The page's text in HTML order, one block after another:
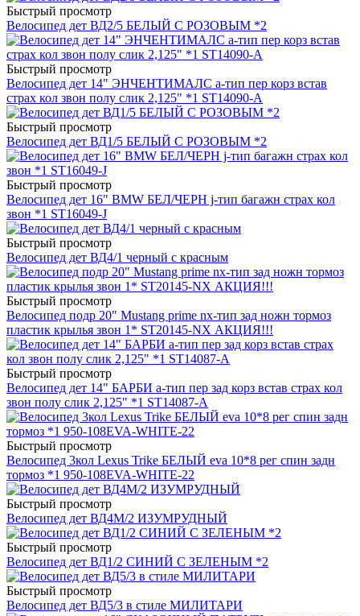
Быстрый просмотр
Велосипед дет ВД2/5 БЕЛЫЙ С РОЗОВЫМ *2
Быстрый просмотр
Велосипед дет 14" ЭНЧЕНТИМАЛС a-тип пер корз встав
страх кол звон полу слик 2,125" *1 ST14090-A
Быстрый просмотр
Велосипед дет ВД1/5 БЕЛЫЙ С РОЗОВЫМ *2
Быстрый просмотр
Велосипед дет 16" BMW БЕЛ/ЧЕРН j-тип багажн страх кол
звон *1 ST16049-J
Быстрый просмотр
Велосипед дет ВД4/1 черный с красным
Быстрый просмотр
Велосипед подр 20" Mustang prime nx-тип зад ножн тормоз
пластик крылья звон 1* ST20145-NX АКЦИЯ!!!
Быстрый просмотр
Велосипед дет 14" БАРБИ a-тип пер зад корз встав страх кол
звон полу слик 2,125" *1 ST14087-A
Быстрый просмотр
Велосипед 3кол Lexus Trike БЕЛЫЙ eva 10*8 рег спин задн
тормоз *1 950-108EVA-WHITE-22
Быстрый просмотр
Велосипед дет ВД4М/2 ИЗУМРУДНЫЙ
Быстрый просмотр
Велосипед дет ВД1/2 СИНИЙ С ЗЕЛЕНЫМ *2
Быстрый просмотр
Велосипед дет ВД5/3 в стиле МИЛИТАРИ